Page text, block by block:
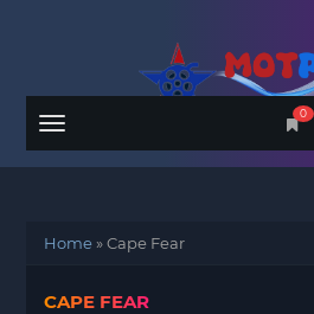
Menu
0
Home»Cape Fear
CAPE FEAR